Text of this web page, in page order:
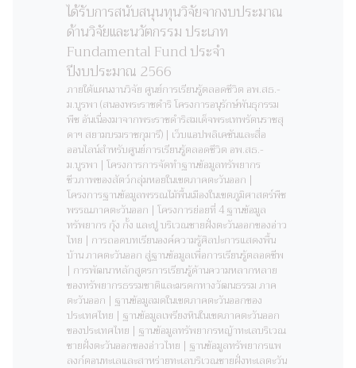
ได้รับการสนับสนุนทุนวิจัยจากงบประมาณ
ด้านวิจัยและนวัตกรรม ประเภท
Fundamental Fund ประจำ
ปีงบประมาณ 2566
ภายใต้แผนงานวิจัย ศูนย์การเรียนรู้ตลอดชีวิต อพ.สธ.-
ม.บูรพา (สนองพระราชดำริ โครงการอนุรักษ์พันธุกรรม
พืช อันเนื่องมาจากพระราชดำริสมเด็จพระเทพรัตนราชสุ
ดาฯ สยามบรมราชกุมารี) | เว็บแอปพลิเคชันและสื่อ
ออนไลน์สำหรับศูนย์การเรียนรู้ตลอดชีวิต อพ.สธ.-
ม.บูรพา | โครงการการจัดทําฐานข้อมูลทรัพยากร
ชีวภาพของสัตว์กลุ่มหอยในเขตภาคตะวันออก |
โครงการฐานข้อมูลพรรณไม้พื้นเมืองในเขตภูมิศาสตร์พืช
พรรณภาคตะวันออก | โครงการย่อยที่ 4 ฐานข้อมูล
ทรัพยากร กุ้ง กั้ง และปู บริเวณชายฝั่งตะวันออกของอ่าว
ไทย | การถอดบทเรียนองค์ความรู้ศิลปะการแสดงพื้น
บ้าน ภาคตะวันออก สู่ฐานข้อมูลเพื่อการเรียนรู้ตลอดชีพ
| การพัฒนาหลักสูตรการเรียนรู้ด้านความหลากหลาย
ของทรัพยากรธรรมชาติและมรดกทางวัฒนธรรม ภาค
ตะวันออก | ฐานข้อมูลมดในเขตภาคตะวันออกของ
ประเทศไทย | ฐานข้อมูลเพรียงหินในเขตภาคตะวันออก
ของประเทศไทย | ฐานข้อมูลทรัพยากรหญ้าทะเลบริเวณ
ชายฝั่งตะวันออกของอ่าวไทย | ฐานข้อมูลทรัพยากรแพ
ลงก์ตอนทะเลและสาหร่ายทะเลบริเวณชายฝั่งทะเลตะวัน